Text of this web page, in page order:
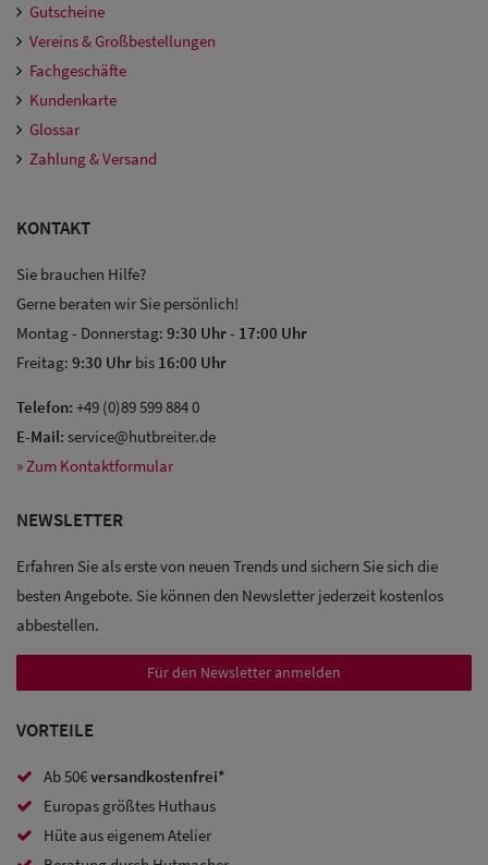
Sale: Caps
Sale:
Baseball
Caps
Sale:
Caps
Sale: Caps
Gutscheine
Vereins & Großbestellungen
Fachgeschäfte
Kundenkarte
Glossar
Zahlung & Versand
KONTAKT
Sie brauchen Hilfe?
Gerne beraten wir Sie persönlich!
Montag - Donnerstag: 9:30 Uhr- 17:00 Uhr
Freitag: 9:30 Uhr bis 16:00 Uhr
Telefon: +49 (0)89 599 884 0
E-Mail: service@hutbreiter.de
» Zum Kontaktformular
NEWSLETTER
Erfahren Sie als erste von neuen Trends und sichern Sie sich die
besten Angebote. Sie können den Newsletter jederzeit kostenlos
abbestellen.
Für den Newsletter anmelden
VORTEILE
Ab 50€versandkostenfrei*
Europas größtes Huthaus
Hüte aus eigenem Atelier